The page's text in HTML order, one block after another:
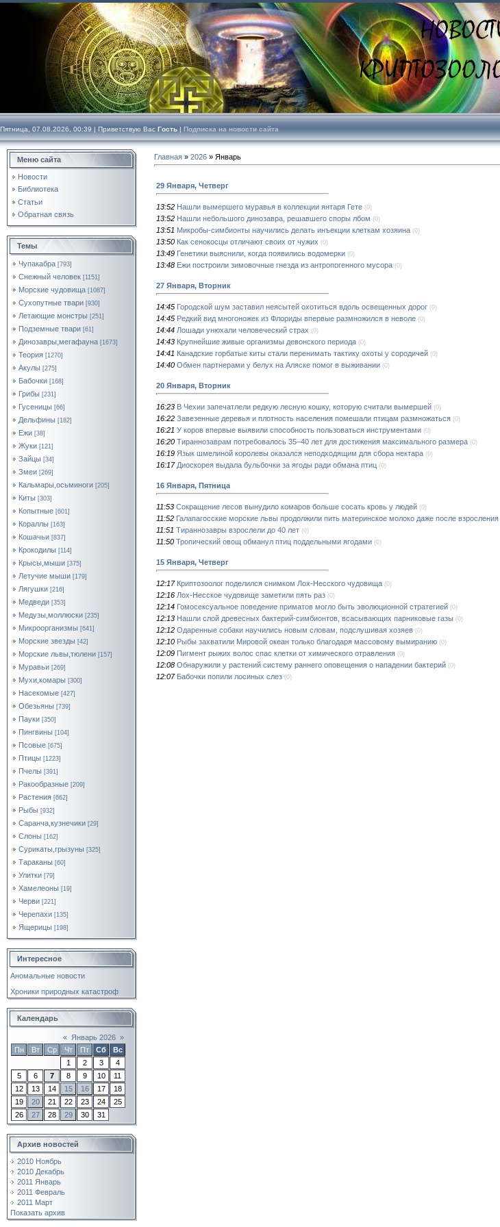
Пятница, 07.08.2026, 00:39 | Приветствую Вас Гость | Подписка на новости сайта
Меню сайта
Новости
Библиотека
Статьи
Обратная связь
Темы
Чупакабра [793]
Снежный человек [1151]
Морские чудовища [1087]
Сухопутные твари [930]
Летающие монстры [251]
Подземные твари [61]
Динозавры,мегафауна [1673]
Теория [1270]
Акулы [275]
Бабочки [168]
Грибы [231]
Гусеницы [66]
Дельфины [182]
Ежи [38]
Жуки [121]
Зайцы [34]
Змеи [269]
Кальмары,осьминоги [205]
Киты [303]
Копытные [601]
Кораллы [163]
Кошачьи [837]
Крокодилы [114]
Крысы,мыши [375]
Летучие мыши [179]
Лягушки [216]
Медведи [353]
Медузы,моллюски [235]
Микроорганизмы [641]
Морские звезды [42]
Морские львы,тюлени [157]
Муравьи [269]
Мухи,комары [300]
Насекомые [427]
Обезьяны [739]
Пауки [350]
Пингвины [104]
Псовые [675]
Птицы [1223]
Пчелы [391]
Ракообразные [209]
Растения [662]
Рыбы [932]
Саранча,кузнечики [29]
Слоны [162]
Сурикаты,грызуны [325]
Тараканы [60]
Улитки [79]
Хамелеоны [19]
Черви [221]
Черепахи [135]
Ящерицы [198]
Интересное
Аномальные новости
Хроники природных катастроф
Календарь
« Январь 2026 »
Пн
Вт Ср Чт Пт Сб
Вс
1
2 3
4
5
6 7 8 9 10
11
12
13 14 15 16 17
18
19
20 21 22 23 24
25
26
27 28 29 30 31
Архив новостей
2010 Ноябрь
2010 Декабрь
2011 Январь
2011 Февраль
2011 Март
Показать архив
Главная » 2026 » Январь
29 Января, Четверг
13:52 Нашли вымершего муравья в коллекции янтаря Гете (0)
13:52 Нашли небольшого динозавра, решавшего споры лбом (0)
13:51 Микробы-симбионты научились делать инъекции клеткам хозяина (0)
13:50 Как сенокосцы отличают своих от чужих (0)
13:49 Генетики выяснили, когда появились водомерки (0)
13:48 Ежи построили зимовочные гнезда из антропогенного мусора (0)
27 Января, Вторник
14:45 Городской шум заставил неясытей охотиться вдоль освещенных дорог (0)
14:45 Редкий вид многоножек из Флориды впервые размножился в неволе (0)
14:44 Лошади унюхали человеческий страх (0)
14:43 Крупнейшие живые организмы девонского периода (0)
14:41 Канадские горбатые киты стали перенимать тактику охоты у сородичей (0)
14:40 Обмен партнерами у белух на Аляске помог в выживании (0)
20 Января, Вторник
16:23 В Чехии запечатлели редкую лесную кошку, которую считали вымершей (0)
16:22 Завезенные деревья и плотность населения помешали птицам размножаться (0)
16:21 У коров впервые выявили способность пользоваться инструментами (0)
16:20 Тираннозаврам потребовалось 35–40 лет для достижения максимального размера (0)
16:19 Язык шмелиной королевы оказался неподходящим для сбора нектара (0)
16:17 Диоскорея выдала бульбочки за ягоды ради обмана птиц (0)
16 Января, Пятница
11:53 Сокращение лесов вынудило комаров больше сосать кровь у людей (0)
11:52 Галапагосские морские львы продолжили пить материнское молоко даже после взросления
11:51 Тираннозавры взрослели до 40 лет (0)
11:50 Тропический овощ обманул птиц поддельными ягодами (0)
15 Января, Четверг
12:17 Криптозоолог поделился снимком Лох-Несского чудовища (0)
12:16 Лох-Несское чудовище заметили пять раз (0)
12:14 Гомосексуальное поведение приматов могло быть эволюционной стратегией (0)
12:13 Нашли слой древесных бактерий-симбионтов, всасывающих парниковые газы (0)
12:12 Одаренные собаки научились новым словам, подслушивая хозяев (0)
12:10 Рыбы захватили Мировой океан только благодаря массовому вымиранию (0)
12:09 Пигмент рыжих волос спас клетки от химического отравления (0)
12:08 Обнаружили у растений систему раннего оповещения о нападении бактерий (0)
12:07 Бабочки попили лосиных слез (0)